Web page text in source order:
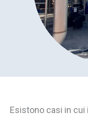
Esistono casi in